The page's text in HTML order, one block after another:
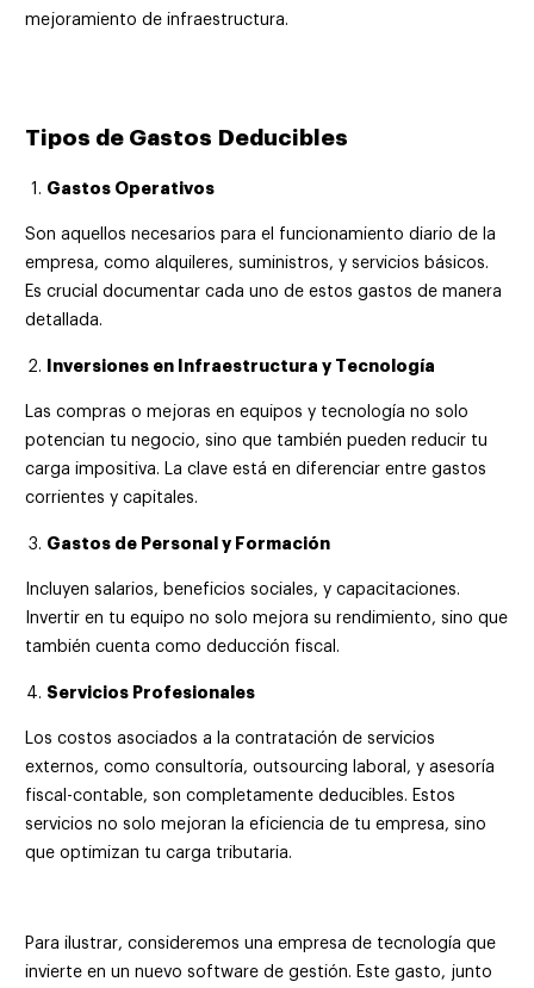
mejoramiento de infraestructura.
Tipos de Gastos Deducibles
Gastos Operativos
Son aquellos necesarios para el funcionamiento diario de la
empresa, como alquileres, suministros, y servicios básicos.
Es crucial documentar cada uno de estos gastos de manera
detallada.
Inversiones en Infraestructura y Tecnología
Las compras o mejoras en equipos y tecnología no solo
potencian tu negocio, sino que también pueden reducir tu
carga impositiva. La clave está en diferenciar entre gastos
corrientes y capitales.
Gastos de Personal y Formación
Incluyen salarios, beneficios sociales, y capacitaciones.
Invertir en tu equipo no solo mejora su rendimiento, sino que
también cuenta como deducción fiscal.
Servicios Profesionales
Los costos asociados a la contratación de servicios
externos, como consultoría, outsourcing laboral, y asesoría
fiscal-contable, son completamente deducibles. Estos
servicios no solo mejoran la eficiencia de tu empresa, sino
que optimizan tu carga tributaria.
Para ilustrar, consideremos una empresa de tecnología que
invierte en un nuevo software de gestión. Este gasto, junto